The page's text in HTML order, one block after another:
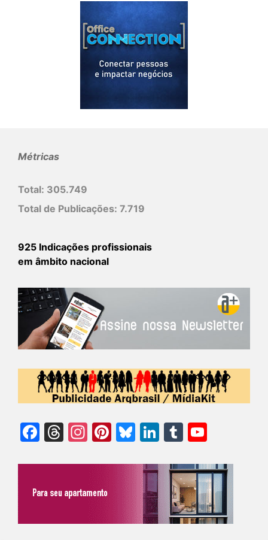
Métricas
Total: 305.749
Total de Publicações: 7.719
925 Indicações profissionais
em âmbito nacional
Facebook
Threads
Instagram
Pinterest
Bluesky
LinkedIn
Tumblr